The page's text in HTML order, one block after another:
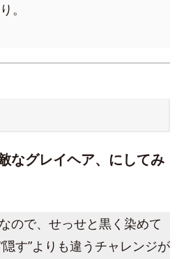
。
なグレイヘア、にしてみ
ので、せっせと黒く染めて
す”よりも違うチャレンジが